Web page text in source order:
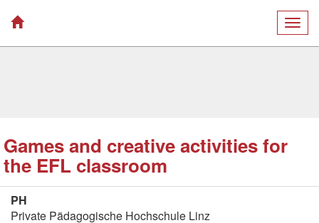
Games and creative activities for
the EFL classroom
PH
Private Pädagogische Hochschule Linz